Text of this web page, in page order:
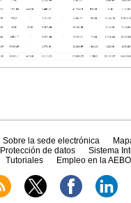
Sobre la sede electrónica
Protección de datos
Sistema
Tutoriales
Empleo en la